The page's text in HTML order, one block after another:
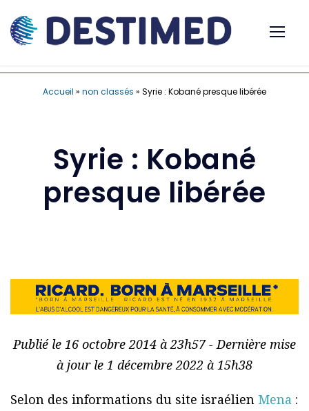
Accueil » non classés » Syrie : Kobané presque libérée
Syrie : Kobané
presque libérée
Publié le 16 octobre 2014 à 23h57 - Dernière mise
à jour le 1 décembre 2022 à 15h38
Selon des informations du site israélien Mena :